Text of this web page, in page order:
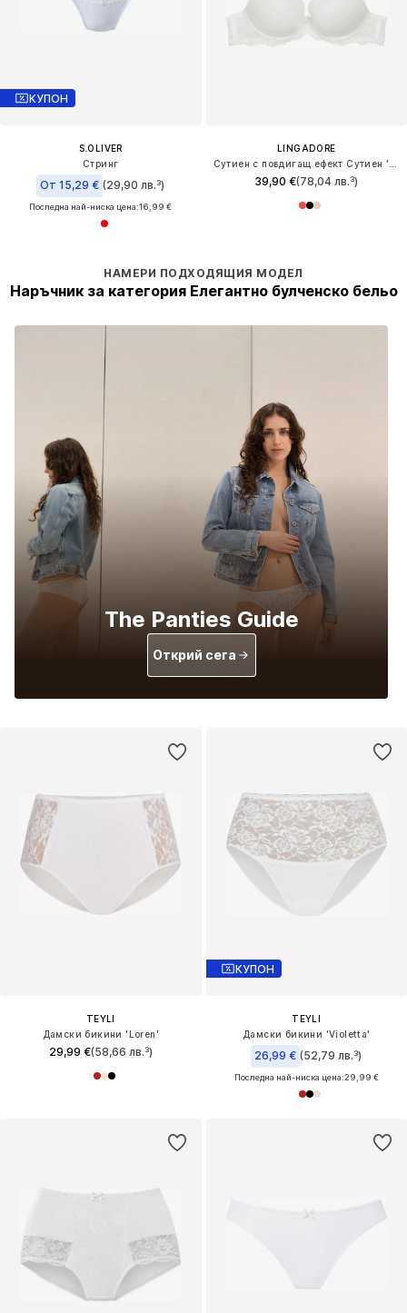
КУПОН
S.OLIVER
Стринг
От 15,29 € (29,90 лв.³)
Последна най-ниска цена:16,99 €
LINGADORE
39,90 €(78,04 лв.³)
TEYLI
Дамски бикини 'Loren'
29,99 €(58,66 лв.³)
КУПОН
TEYLI
Дамски бикини 'Violetta'
26,99 € (52,79 лв.³)
Последна най-ниска цена:29,99 €
НАМЕРИ ПОДХОДЯЩИЯ МОДЕЛ
Наръчник за категория Елегантно булченско бельо
The Panties Guide
Открий сега